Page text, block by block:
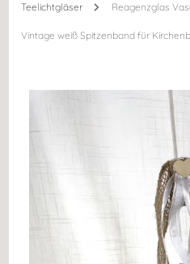
Teelichtgläser Reagenzglas
Vintage weiß Spitzenband für